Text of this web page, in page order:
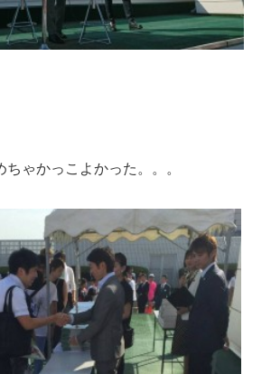
ゃかっこよかった。。。